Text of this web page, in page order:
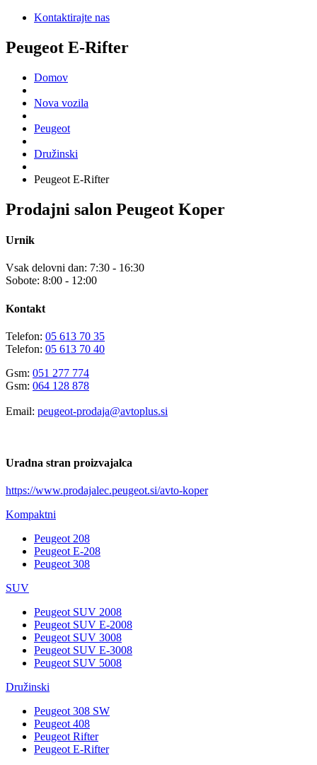
Kontaktirajte nas
Peugeot E-Rifter
Domov
Nova vozila
Peugeot
Družinski
Peugeot E-Rifter
Prodajni salon Peugeot Koper
Urnik
Vsak delovni dan: 7:30 - 16:30
Sobote: 8:00 - 12:00
Kontakt
Telefon: 05 613 70 35
Telefon: 05 613 70 40
Gsm: 051 277 774
Gsm: 064 128 878
Email: peugeot-prodaja@avtoplus.si
Uradna stran proizvajalca
https://www.prodajalec.peugeot.si/avto-koper
Kompaktni
Peugeot 208
Peugeot E-208
Peugeot 308
SUV
Peugeot SUV 2008
Peugeot SUV E-2008
Peugeot SUV 3008
Peugeot SUV E-3008
Peugeot SUV 5008
Družinski
Peugeot 308 SW
Peugeot 408
Peugeot Rifter
Peugeot E-Rifter